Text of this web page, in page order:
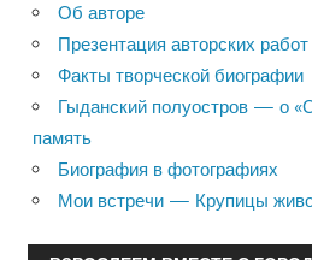
Об авторе
Презентация авторских работ
Факты творческой биографии
Гыданский полуостров — о
память
Биография в фотографиях
Мои встречи — Крупицы